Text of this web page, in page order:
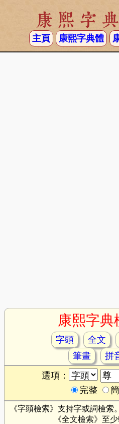
康熙字
主頁 康熙字典體
康熙字典
字頭 全文
筆畫
拼
選項：
完整
《字頭檢索》支持字或詞檢索
《全文檢索》至